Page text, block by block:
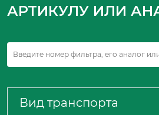
АРТИКУЛУ ИЛИ